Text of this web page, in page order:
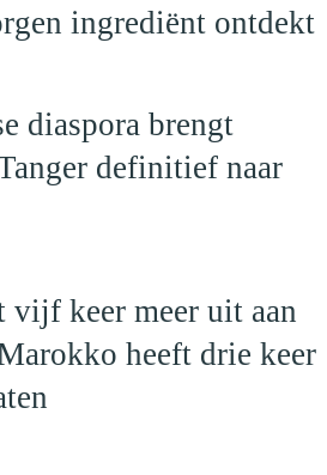
ingrediënt ontdekt
diaspora brengt
definitief naar
vijf keer meer uit aan
heeft drie keer